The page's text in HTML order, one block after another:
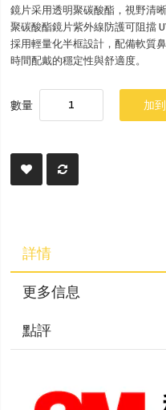
鏡片采用透明聚碳酸酯，視野清晰
聚碳酸酯鏡片紫外線防護可阻擋
採用輕量化半框設計，配備軟質
時間配戴的穩定性與舒適度。
數量 加
詳情
更多信息
點評